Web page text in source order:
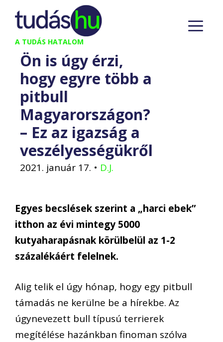
Kilépés
tartalomba
A TUDÁS HATALOM
Ön is úgy érzi,
hogy egyre több a
pitbull
Magyarországon?
– Ez az igazság a
veszélyességükről
2021. január 17. • D.J.
Egyes becslések szerint a „harci ebek”
itthon az évi mintegy 5000
kutyaharapásnak körülbelül az 1-2
százalékáért felelnek.
Alig telik el úgy hónap, hogy egy pitbull
támadás ne kerülne be a hírekbe. Az
úgynevezett bull típusú terrierek
megítélése hazánkban finoman szólva